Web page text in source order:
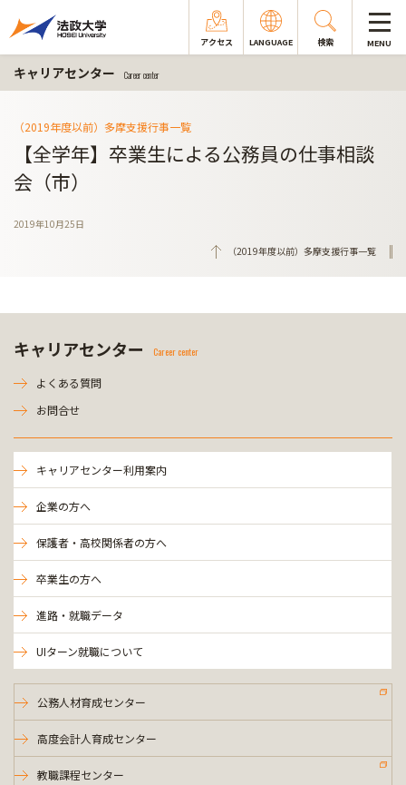
アクセス LANGUAGE 検索 MENU
キャリアセンター Career center
（2019年度以前）多摩支援行事一覧
【全学年】卒業生による公務員の仕事相談
会（市）
2019年10月25日
（2019年度以前）多摩支援行事一覧
キャリアセンター Career center
よくある質問
お問合せ
キャリアセンター利用案内
企業の方へ
保護者・高校関係者の方へ
卒業生の方へ
進路・就職データ
UIターン就職について
公務人材育成センター
高度会計人育成センター
教職課程センター